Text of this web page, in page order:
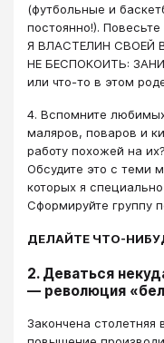
(футбольные и
постоянно!).
Я ВЛАСТЕЛИН СВОЕЙ
НЕ БЕСПОКОИТЬ:
или что-то в этом
4. Вспомните
маляров, поваров и
работу похожей на
Обсудите это с теми
которых я
Сформируйте группу
ДЕЛАЙТЕ ЧТО-
2. Деваться
— революция
Закончена столетняя